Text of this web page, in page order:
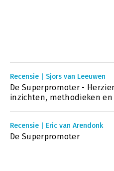
Recensie | Sjors van Leeuwen
De Superpromoter -
inzichten, methodieken
Recensie | Eric van Arendonk
De Superpromoter